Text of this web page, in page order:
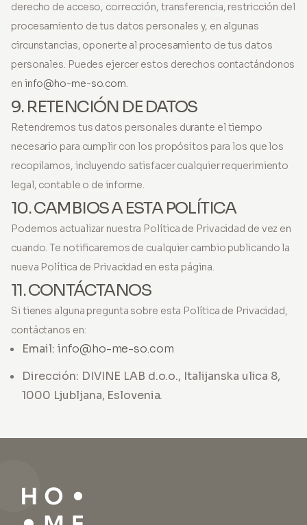
derecho de acceso, corrección, transferencia, restricción del
procesamiento de tus datos personales y, en algunas
circunstancias, oponerte al procesamiento de tus datos
personales. Puedes ejercer estos derechos contactándonos
en info@ho-me-so.com.
9. RETENCIÓN DE DATOS
Retendremos tus datos personales durante el tiempo
necesario para cumplir con los propósitos para los que los
recopilamos, incluyendo satisfacer cualquier requerimiento
legal, contable o de informe.
10. CAMBIOS A ESTA POLÍTICA
Podemos actualizar nuestra Política de Privacidad de vez en
cuando. Te notificaremos de cualquier cambio publicando la
nueva Política de Privacidad en esta página.
11. CONTÁCTANOS
Si tienes alguna pregunta sobre esta Política de Privacidad,
contáctanos en:
Email: info@ho-me-so.com
Dirección: DIVINE LAB d.o.o., Italijanska ulica 8,
1000 Ljubljana, Eslovenia.